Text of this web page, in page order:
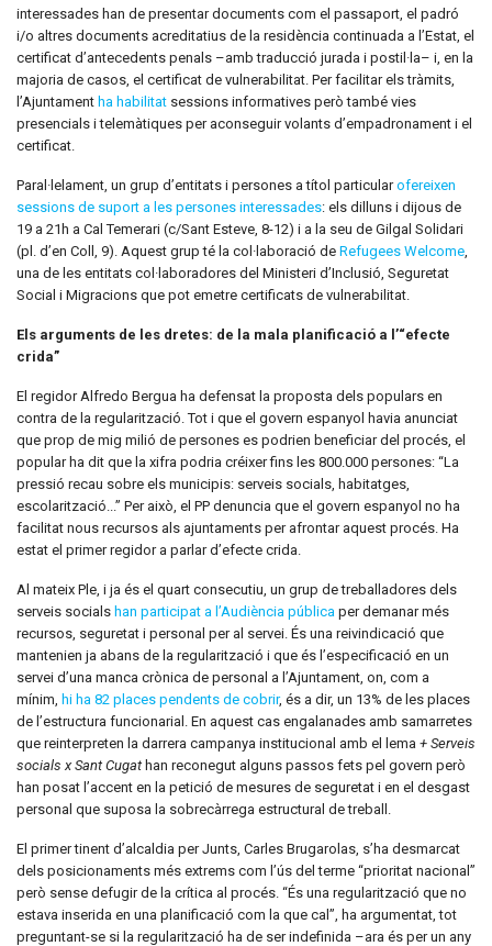
interessades han de presentar documents com el passaport, el padró
i/o altres documents acreditatius de la residència continuada a l’Estat, el
certificat d’antecedents penals –amb traducció jurada i postil·la– i, en la
majoria de casos, el certificat de vulnerabilitat. Per facilitar els tràmits,
l’Ajuntament ha habilitat sessions informatives però també vies
presencials i telemàtiques per aconseguir volants d’empadronament i el
certificat.
Paral·lelament, un grup d’entitats i persones a títol particular ofereixen
sessions de suport a les persones interessades: els dilluns i dijous de
19 a 21h a Cal Temerari (c/Sant Esteve, 8-12) i a la seu de Gilgal Solidari
(pl. d’en Coll, 9). Aquest grup té la col·laboració de Refugees Welcome
una de les entitats col·laboradores del Ministeri d’Inclusió, Seguretat
Social i Migracions que pot emetre certificats de vulnerabilitat.
Els arguments de les dretes: de la mala planificació a l’“efecte
crida”
El regidor Alfredo Bergua ha defensat la proposta dels populars en
contra de la regularització. Tot i que el govern espanyol havia anunciat
que prop de mig milió de persones es podrien beneficiar del procés, el
popular ha dit que la xifra podria créixer fins les 800.000 persones: “La
pressió recau sobre els municipis: serveis socials, habitatges,
escolarització...” Per això, el PP denuncia que el govern espanyol no ha
facilitat nous recursos als ajuntaments per afrontar aquest procés. Ha
estat el primer regidor a parlar d’efecte crida.
Al mateix Ple, i ja és el quart consecutiu, un grup de treballadores dels
serveis socials han participat a l’Audiència pública per demanar més
recursos, seguretat i personal per al servei. És una reivindicació que
mantenien ja abans de la regularització i que és l’especificació en un
servei d’una manca crònica de personal a l’Ajuntament, on, com a
mínim, hi ha 82 places pendents de cobrir, és a dir, un 13% de les places
de l’estructura funcionarial. En aquest cas engalanades amb samarretes
que reinterpreten la darrera campanya institucional amb el lema + Serveis
socials x Sant Cugat han reconegut alguns passos fets pel govern però
han posat l’accent en la petició de mesures de seguretat i en el desgast
personal que suposa la sobrecàrrega estructural de treball.
El primer tinent d’alcaldia per Junts, Carles Brugarolas, s’ha desmarcat
dels posicionaments més extrems com l’ús del terme “prioritat nacional”
però sense defugir de la crítica al procés. “És una regularització que no
estava inserida en una planificació com la que cal”, ha argumentat, tot
preguntant-se si la regularització ha de ser indefinida –ara és per un any